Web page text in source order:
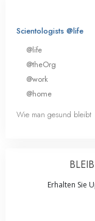
Scientologists @life
@life
@theOrg
@work
@home
Wie man gesund bleibt
Erhalten Sie